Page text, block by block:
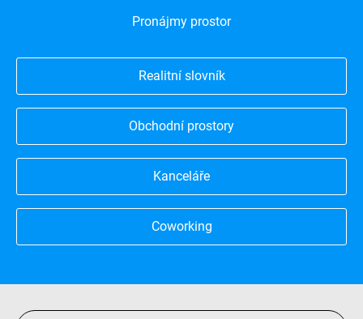
Pronájmy prostor
Realitní slovník
Obchodní prostory
Kanceláře
Coworking